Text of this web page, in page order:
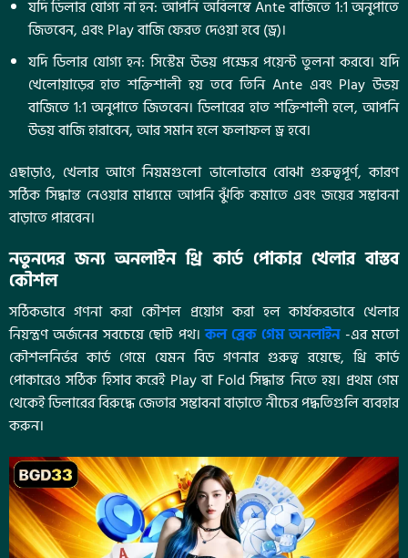
যদি ডিলার যোগ্য না হন: আপনি অবিলম্বে Ante বাজিতে 1:1 অনুপাতে
জিতবেন, এবং Play বাজি ফেরত দেওয়া হবে (ড্র)।
যদি ডিলার যোগ্য হন: সিস্টেম উভয় পক্ষের পয়েন্ট তুলনা করবে। যদি
খেলোয়াড়ের হাত শক্তিশালী হয় তবে তিনি Ante এবং Play উভয়
বাজিতে 1:1 অনুপাতে জিতবেন। ডিলারের হাত শক্তিশালী হলে, আপনি
উভয় বাজি হারাবেন, আর সমান হলে ফলাফল ড্র হবে।
এছাড়াও, খেলার আগে নিয়মগুলো ভালোভাবে বোঝা গুরুত্বপূর্ণ, কারণ
সঠিক সিদ্ধান্ত নেওয়ার মাধ্যমে আপনি ঝুঁকি কমাতে এবং জয়ের সম্ভাবনা
বাড়াতে পারবেন।
নতুনদের জন্য অনলাইন থ্রি কার্ড পোকার খেলার বাস্তব
কৌশল
সঠিকভাবে গণনা করা কৌশল প্রয়োগ করা হল কার্যকরভাবে খেলার
নিয়ন্ত্রণ অর্জনের সবচেয়ে ছোট পথ।কল ব্রেক গেম অনলাইন-এর মতো
কৌশলনির্ভর কার্ড গেমে যেমন বিড গণনার গুরুত্ব রয়েছে, থ্রি কার্ড
পোকারেও সঠিক হিসাব করেই Play বা Fold সিদ্ধান্ত নিতে হয়। প্রথম গেম
থেকেই ডিলারের বিরুদ্ধে জেতার সম্ভাবনা বাড়াতে নীচের পদ্ধতিগুলি ব্যবহার
করুন।